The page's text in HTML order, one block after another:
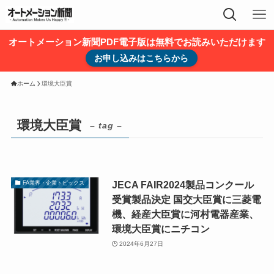
オートメーション新聞PDF電子版は無料でお読みいただけます
お申し込みはこちらから
ホーム 環境大臣賞
環境大臣賞 – tag –
FA業界・企業トピックス
JECA FAIR2024製品コンクール
受賞製品決定 国交大臣賞に三菱電
機、経産大臣賞に河村電器産業、
環境大臣賞にニチコン
2024年6月27日